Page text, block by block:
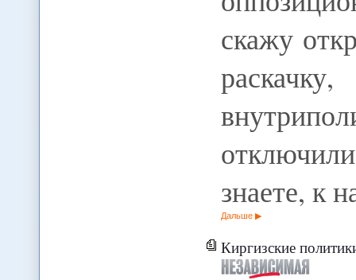
скажу
знаете, к
Дальше
Киргизские